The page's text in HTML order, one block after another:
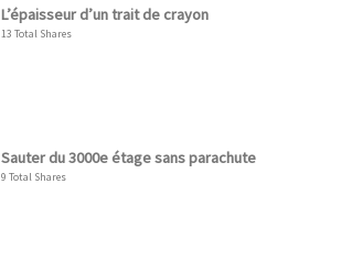
L’épaisseur d’un trait de crayon
13 Total Shares
Sauter du 3000e étage sans parachute
9 Total Shares